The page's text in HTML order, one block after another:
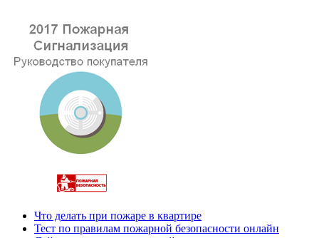
Что делать при пожаре в квартире
Тест по правилам пожарной безопасности онлайн